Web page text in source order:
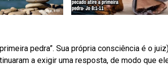
pedra”. Sua própria consciência é o
a exigir uma resposta, de modo que